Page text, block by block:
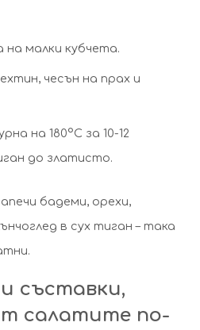
на малки кубчета.
чесън на прах и
на 180°C за 10-12
до златисто.
бадеми, орехи,
в сух тиган – така
съставки,
салатите по-